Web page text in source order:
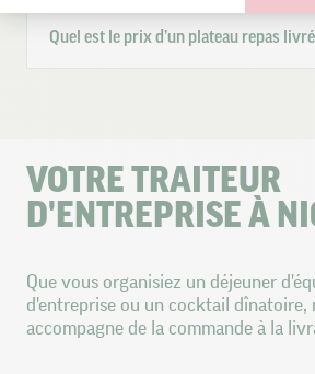
Axeptio consent
Plateforme de Gestion du
Quel est le prix d’un plateau repas
VOTRE TRAITEUR
D'ENTREPRISE À
Que vous organisiez un déjeuner
d'entreprise ou un cocktail dînatoire,
accompagne de la commande à la